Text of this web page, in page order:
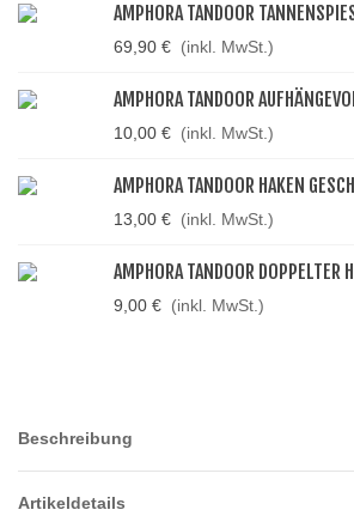
AMPHORA TANDOOR
69,90 € (inkl. MwSt.)
AMPHORA TANDOOR
10,00 € (inkl. MwSt.)
AMPHORA TANDOOR HAKEN
13,00 € (inkl. MwSt.)
AMPHORA TANDOOR DOPPELTER
9,00 € (inkl. MwSt.)
Beschreibung
Artikeldetails